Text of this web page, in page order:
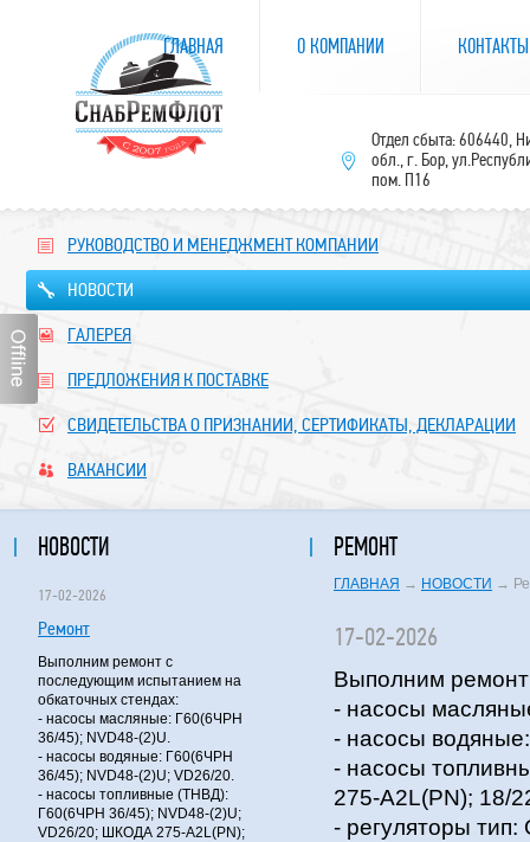
РУКОВОДСТВО И МЕНЕДЖМЕНТ КОМПАНИИ
НОВОСТИ
ГАЛЕРЕЯ
ПРЕДЛОЖЕНИЯ К ПОСТАВКЕ
СВИДЕТЕЛЬСТВА О ПРИЗНАНИИ, СЕРТИФИКАТЫ, ДЕКЛАРАЦИИ
ВАКАНСИИ
НОВОСТИ
17-02-2026
Ремонт
Выполним ремонт с
последующим испытанием на
обкаточных стендах:
- насосы масляные: Г60(6ЧРН
36/45); NVD48-(2)U.
- насосы водяные: Г60(6ЧРН
36/45); NVD48-(2)U; VD26/20.
- насосы топливные (ТНВД):
Г60(6ЧРН 36/45); NVD48-(2)U;
VD26/20; ШКОДА 275-A2L(PN);
РЕМОНТ
ГЛАВНАЯ → НОВОСТИ →
17-02-2026
Выполним
- насосы
- насосы
- насосы
275-A2L(PN); 18/
- регуляторы
ГЛАВНАЯ О КОМПАНИИ КОНТАКТЫ
Отдел сбыта: 606440,
обл., г. Бор,
пом. П16